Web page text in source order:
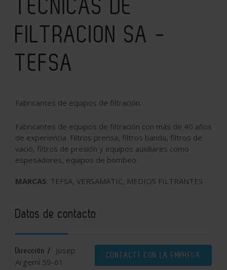
TECNICAS DE
FILTRACION SA -
TEFSA
Fabricantes de equipos de filtración.
Fabricantes de equipos de filtración con más de 40 años
de experiencia. Filtros prensa, filtros banda, filtros de
vacio, filtros de presión y equipos auxiliares como
espesadores, equipos de bombeo.
MARCAS: TEFSA, VERSAMATIC, MEDIOS FILTRANTES
Datos de contacto
CONTACTE CON LA EMPRESA
Dirección /
Josep
Argemí 59-61